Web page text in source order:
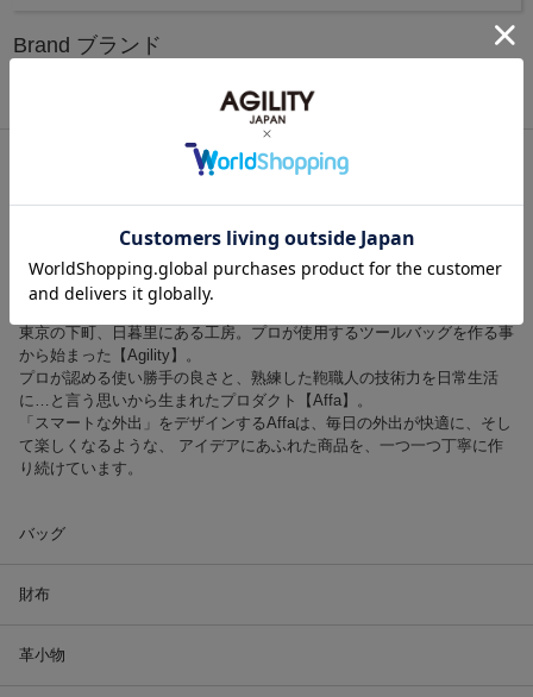
Brand ブランド
Bisogn
東京の下町、日暮里にある工房。プロが使用するツールバッグを作る事
から始まった【Agility】。
プロが認める使い勝手の良さと、熟練した鞄職人の技術力を日常生活
に…と言う思いから生まれたプロダクト【Affa】。
「スマートな外出」をデザインするAffaは、毎日の外出が快適に、そし
て楽しくなるような、 アイデアにあふれた商品を、一つ一つ丁寧に作
り続けています。
バッグ
財布
革小物